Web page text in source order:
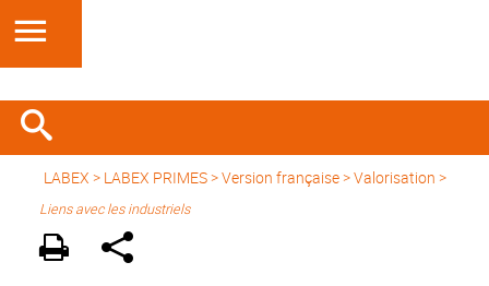
LABEX > LABEX PRIMES>Version française> Valorisation >
Liens avec les industriels